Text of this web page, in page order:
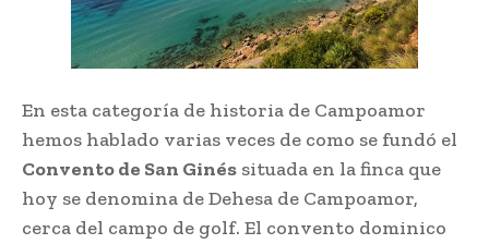
En esta categoría de historia de Campoamor
hemos hablado varias veces de como se fundó el
Convento de San Ginés situada en la finca que
hoy se denomina de Dehesa de Campoamor,
cerca del campo de golf. El convento dominico